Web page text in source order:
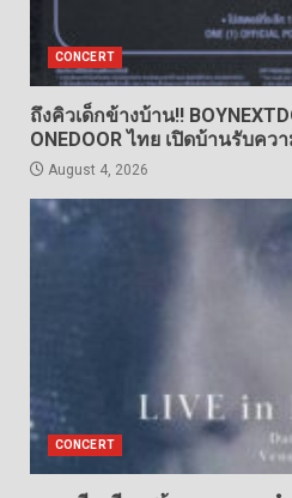
CONCERT
ถึงคิวเด็กข้างบ้าน!!
ONEDOOR ไทย เปิดบ้านรับคว
August 4, 2026
CONCERT